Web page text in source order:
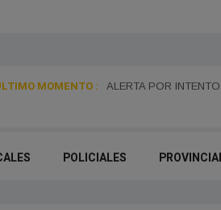
MOMENTO : MONES CAZÓN
POLICIALES